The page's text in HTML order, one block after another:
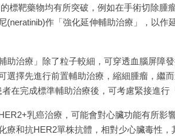
標靶藥物均有所突破，例如在手術切除
(neratinib)作「強化延伸輔助治療」，以
助治療」除了粒子較細，可穿透血腦屏障
選擇先進行前置輔助治療，縮細腫瘤，繼
在完成標準輔助治療後，可考慮緊接進行
乳癌治療，可能會對心臟功能有所
療和抗HER2單株抗體，相對少心臟毒性